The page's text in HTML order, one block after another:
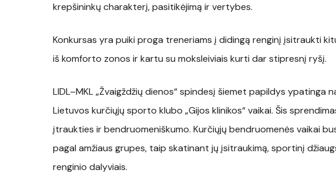
krepšininkų charakterį, pasitikėjimą ir vertybes.
Konkursas yra puiki proga treneriams į didingą renginį įsitraukti
iš komforto zonos ir kartu su moksleiviais kurti dar stipresnį ryšį.
LIDL–MKL „Žvaigždžių dienos“ spindesį šiemet papildys ypatinga
Lietuvos kurčiųjų sporto klubo „Gijos klinikos“ vaikai. Šis
įtraukties ir bendruomeniškumo. Kurčiųjų bendruomenės vaikai
pagal amžiaus grupes, taip skatinant jų įsitraukimą, sportinį
renginio dalyviais.